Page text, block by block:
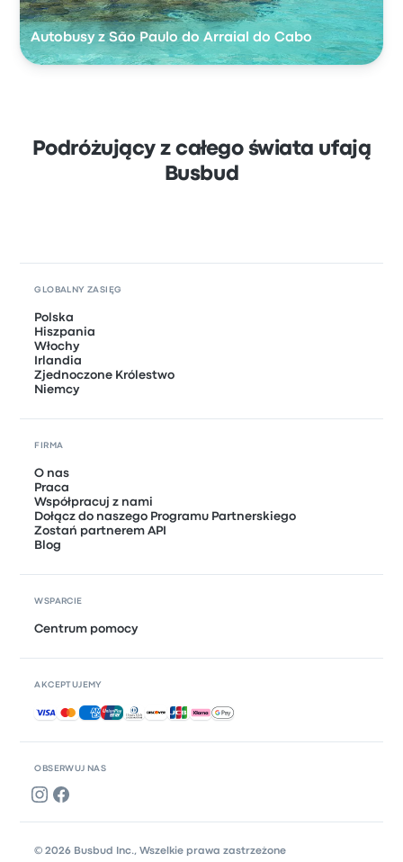
Autobusy z São Paulo do Arraial do Cabo
Podróżujący z całego świata ufają
Busbud
OBSERWUJ NAS
GLOBALNY ZASIĘG
Polska
Hiszpania
Włochy
Irlandia
Zjednoczone Królestwo
Niemcy
FIRMA
O nas
Praca
Współpracuj z nami
Dołącz do naszego Programu Partnerskiego
Zostań partnerem API
Blog
WSPARCIE
Centrum pomocy
AKCEPTUJEMY
Akceptowane płatności
© 2026 Busbud Inc., Wszelkie prawa zastrzeżone